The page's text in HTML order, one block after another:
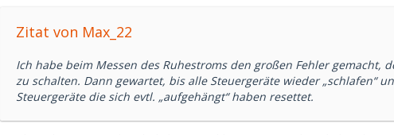
Zitat von Max_22
Ich habe beim Messen des Ruhestroms den großen Fehler gemacht,
zu schalten. Dann gewartet, bis alle Steuergeräte wieder „schlafen“
Steuergeräte die sich evtl. „aufgehängt“ haben resettet.